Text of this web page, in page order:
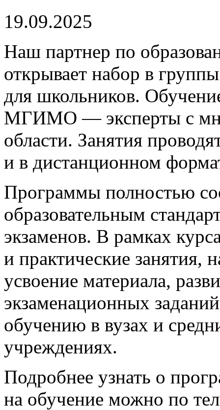
19.09.2025
Наш партнер по
открывает набор в
для школьников.
МГИМО — эксперты с
области. Занятия
и в дистанционном
Программы полностью
образовательным
экзаменов. В рамках
и практические занятия,
усвоение материала,
экзаменационных
обучению в вузах и
учреждениях.
Подробнее узнать о
на обучение можно по